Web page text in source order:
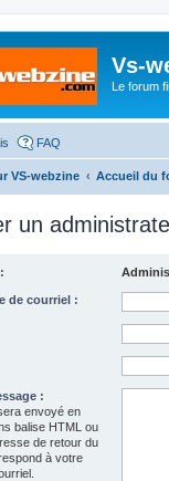
Vs-
Le forum
FAQ
VS-webzine Accueil du
un
de courriel :
:
envoyé en
balise HTML ou
de retour du
à votre